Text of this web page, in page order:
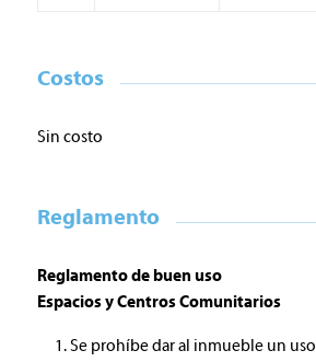
Costos
Sin costo
Reglamento
Reglamento de buen uso
Espacios y Centros Comunitarios
Se prohíbe dar al inmueble un